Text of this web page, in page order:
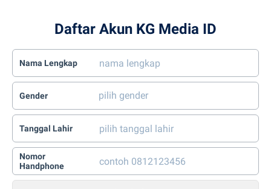
Daftar Akun KG Media ID
Nama Lengkap
Gender
Tanggal Lahir
Nomor
Handphone